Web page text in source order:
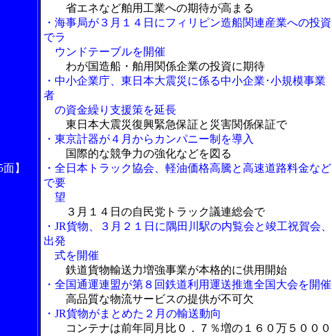
】
省エネなど舶用工業への期待が高まる
・海事局が３月１４日にフィリピン造船関連産業への投資
でラ
ウンドテーブルを開催
わが国造船・舶用関係企業の投資に期待
・中小企業庁、東日本大震災に係る中小企業･小規模事業
者
の資金繰り支援策を延長
東日本大震災復興緊急保証と災害関係保証で
・東京計器が４月からカンパニー制を導入
国際的な競争力の強化などを図る
・全日本トラック協会、軽油価格高騰と高速道路料金など
で要
望
３月１４日の自民党トラック議連総会で
・JR貨物、３月２１日に隅田川駅の内覧会と竣工祝賀会、
出発
式を開催
鉄道貨物輸送力増強事業が本格的に供用開始
・全国通運連盟が第８回鉄道利用運送推進全国大会を開催
高品質な物流サービスの提供が不可欠
・JR貨物がまとめた２月の輸送動向
コンテナは前年同月比０．７％増の１６０万５０００